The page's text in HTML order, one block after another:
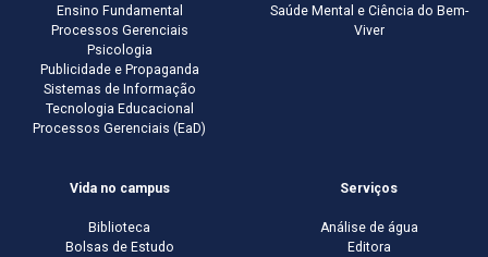
Ensino Fundamental
Processos Gerenciais
Psicologia
Publicidade e Propaganda
Sistemas de Informação
Tecnologia Educacional
Processos Gerenciais (EaD)
Saúde Mental e Ciência do Bem-
Viver
Vida no campus
Biblioteca
Bolsas de Estudo
Serviços
Análise de água
Editora